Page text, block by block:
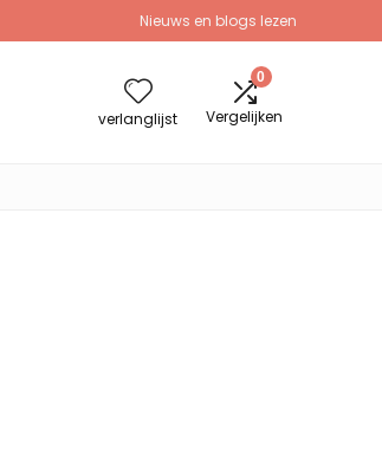
Nieuws en blogs lezen
verlanglijst
0
Vergelijken